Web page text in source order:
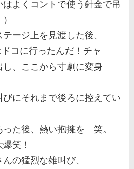
はよくコントで使う針金で吊
ージ上を見渡した後、
ドコに行ったんだ！チャ
し、ここから寸劇に変身
にそれまで後ろに控えてい
った後、熱い抱擁を 笑。
笑！
の猛烈な雄叫び、